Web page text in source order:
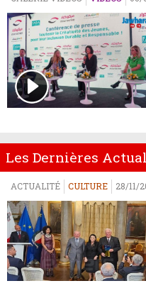
Les Dernières
ACTUALITÉ CULTURE 28/11/